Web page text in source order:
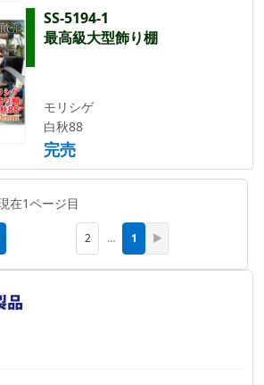
SS-5194-1
最高級大型飾り棚
モリシゲ
白秋88
完売
在1ページ目
2 … 1 ▶